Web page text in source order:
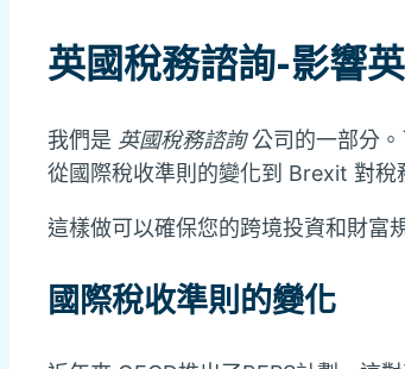
英國稅務諮詢-影響
我們是 英國稅務諮詢公司的一部分。
從國際稅收準則的變化到 Brexit 對稅
這樣做可以確保您的跨境投資和財富
國際稅收準則的變化